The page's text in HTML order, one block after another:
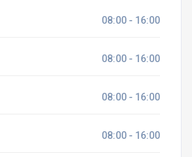
08:00 - 16:00
08:00 - 16:00
08:00 - 16:00
08:00 - 16:00